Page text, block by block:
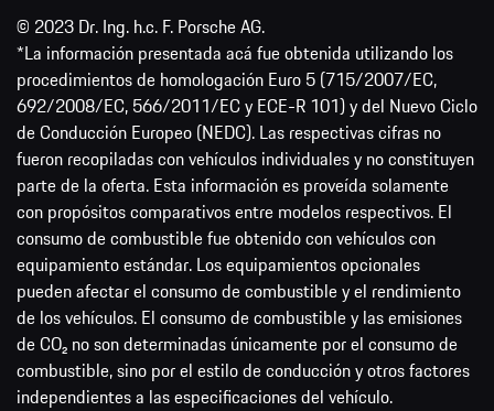
© 2023 Dr. Ing. h.c. F. Porsche AG.
*La información presentada acá fue obtenida utilizando los
procedimientos de homologación Euro 5 (715/2007/EC,
692/2008/EC, 566/2011/EC y ECE-R 101) y del Nuevo Ciclo
de Conducción Europeo (NEDC). Las respectivas cifras no
fueron recopiladas con vehículos individuales y no constituyen
parte de la oferta. Esta información es proveída solamente
con propósitos comparativos entre modelos respectivos. El
consumo de combustible fue obtenido con vehículos con
equipamiento estándar. Los equipamientos opcionales
pueden afectar el consumo de combustible y el rendimiento
de los vehículos. El consumo de combustible y las emisiones
de CO₂ no son determinadas únicamente por el consumo de
combustible, sino por el estilo de conducción y otros factores
independientes a las especificaciones del vehículo.